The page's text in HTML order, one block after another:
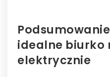
idealne biurko
elektrycznie